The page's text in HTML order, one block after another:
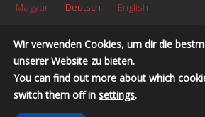
Magyar Deutsch English
ÖFFNUNGSZEITEN:
Montag – Freitag: 10:00 – 14:00
Telefonnummer: +36 30 237 6761 ; +36 30
Vom 0
Wir verwenden Cookies, um dir die
unserer Website zu bieten.
You can find out more about which
switch them off in settings.